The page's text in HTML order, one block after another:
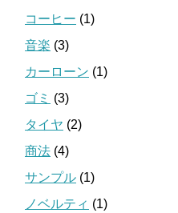
コーヒー (1)
音楽 (3)
カーローン (1)
ゴミ (3)
タイヤ (2)
商法 (4)
サンプル (1)
ノベルティ (1)